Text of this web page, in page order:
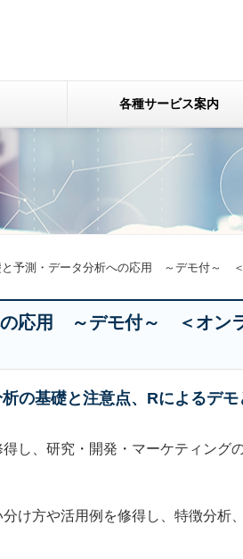
各種サービス案内
と予測・データ分析への応用 ～デモ付～
の応用 ～デモ付～ ＜オン
の基礎と注意点、Rによるデモ
し、研究・開発・マーケティング
け方や活用例を修得し、特徴分析